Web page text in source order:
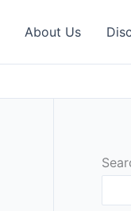
About Us